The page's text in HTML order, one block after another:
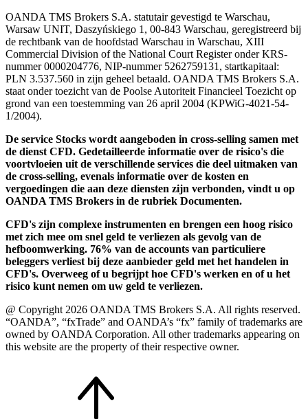
OANDA TMS Brokers S.A. statutair gevestigd te Warschau,
Warsaw UNIT, Daszyńskiego 1, 00-843 Warschau, geregistreerd bij
de rechtbank van de hoofdstad Warschau in Warschau, XIII
Commercial Division of the National Court Register onder KRS-
nummer 0000204776, NIP-nummer 5262759131, startkapitaal:
PLN 3.537.560 in zijn geheel betaald. OANDA TMS Brokers S.A.
staat onder toezicht van de Poolse Autoriteit Financieel Toezicht op
grond van een toestemming van 26 april 2004 (KPWiG-4021-54-
1/2004).
De service Stocks wordt aangeboden in cross-selling samen met
de dienst CFD. Gedetailleerde informatie over de risico's die
voortvloeien uit de verschillende services die deel uitmaken van
de cross-selling, evenals informatie over de kosten en
vergoedingen die aan deze diensten zijn verbonden, vindt u op
OANDA TMS Brokers in de rubriek Documenten.
CFD's zijn complexe instrumenten en brengen een hoog risico
met zich mee om snel geld te verliezen als gevolg van de
hefboomwerking. 76% van de accounts van particuliere
beleggers verliest bij deze aanbieder geld met het handelen in
CFD's. Overweeg of u begrijpt hoe CFD's werken en of u het
risico kunt nemen om uw geld te verliezen.
@ Copyright 2026 OANDA TMS Brokers S.A. All rights reserved.
“OANDA”, “fxTrade” and OANDA’s “fx” family of trademarks are
owned by OANDA Corporation. All other trademarks appearing on
this website are the property of their respective owner.